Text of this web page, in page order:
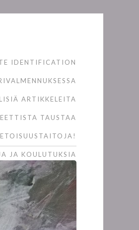
IDENTIFICATION
ARTIKKELEITA
TAUSTAA
JA KOULUTUKSIA